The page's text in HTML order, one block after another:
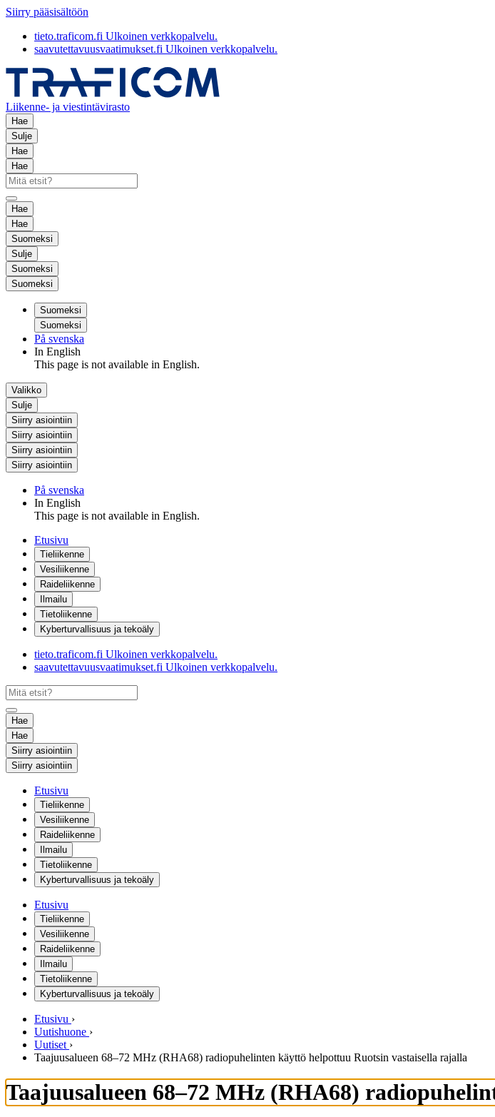
Siirry pääsisältöön
tieto.traficom.fi Ulkoinen verkkopalvelu.
saavutettavuusvaatimukset.fi Ulkoinen verkkopalvelu.
Liikenne- ja viestintävirasto
Hae
Sulje
Hae
Hae
Hae
Hae
Suomeksi
Sulje
Suomeksi
Suomeksi
Suomeksi
Suomeksi
På svenska
In English
This page is not available in English.
Valikko
Sulje
Siirry asiointiin
Siirry asiointiin
Siirry asiointiin
Siirry asiointiin
På svenska
In English
This page is not available in English.
Etusivu
Tieliikenne
Vesiliikenne
Raideliikenne
Ilmailu
Tietoliikenne
Kyberturvallisuus ja tekoäly
tieto.traficom.fi Ulkoinen verkkopalvelu.
saavutettavuusvaatimukset.fi Ulkoinen verkkopalvelu.
Hae
Hae
Siirry asiointiin
Siirry asiointiin
Etusivu
Tieliikenne
Vesiliikenne
Raideliikenne
Ilmailu
Tietoliikenne
Kyberturvallisuus ja tekoäly
Etusivu
Tieliikenne
Vesiliikenne
Raideliikenne
Ilmailu
Tietoliikenne
Kyberturvallisuus ja tekoäly
Etusivu ›
Uutishuone ›
Uutiset ›
Taajuusalueen 68–72 MHz (RHA68) radiopuhelinten käyttö helpottuu Ruotsin vastaisella rajalla
Taajuusalueen 68–72 MHz (RHA68)